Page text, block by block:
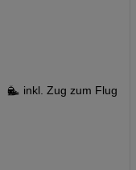
inkl. Zug zum Flug